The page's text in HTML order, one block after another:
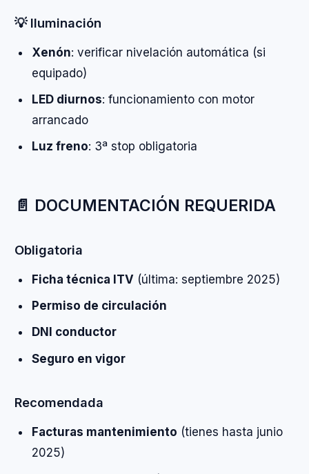
💡 Iluminación
Xenón: verificar nivelación automática (si
equipado)
LED diurnos: funcionamiento con motor
arrancado
Luz freno: 3ª stop obligatoria
📄 DOCUMENTACIÓN REQUERIDA
Obligatoria
Ficha técnica ITV (última: septiembre 2025)
Permiso de circulación
DNI conductor
Seguro en vigor
Recomendada
Facturas mantenimiento (tienes hasta junio
2025)